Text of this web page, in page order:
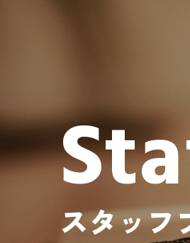
スタッフ